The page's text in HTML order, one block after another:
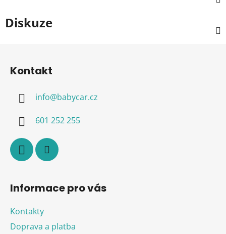
Diskuze
Kontakt
info@babycar.cz
601 252 255
Informace pro vás
Kontakty
Doprava a platba